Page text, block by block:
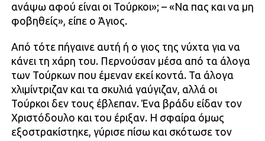
ανάψω αφού είναι οι Τούρκοι»; – «Να πας και να μη
φοβηθείς», είπε ο Άγιος.
Από τότε πήγαινε αυτή ή ο γιος της νύχτα για να
κάνει τη χάρη του. Περνούσαν μέσα από τα άλογα
των Τούρκων που έμεναν εκεί κοντά. Τα άλογα
χλιμίντριζαν και τα σκυλιά γαύγιζαν, αλλά οι
Τούρκοι δεν τους έβλεπαν. Ένα βράδυ είδαν τον
Χριστόδουλο και του έριξαν. Η σφαίρα όμως
εξοστρακίστηκε, γύρισε πίσω και σκότωσε τον